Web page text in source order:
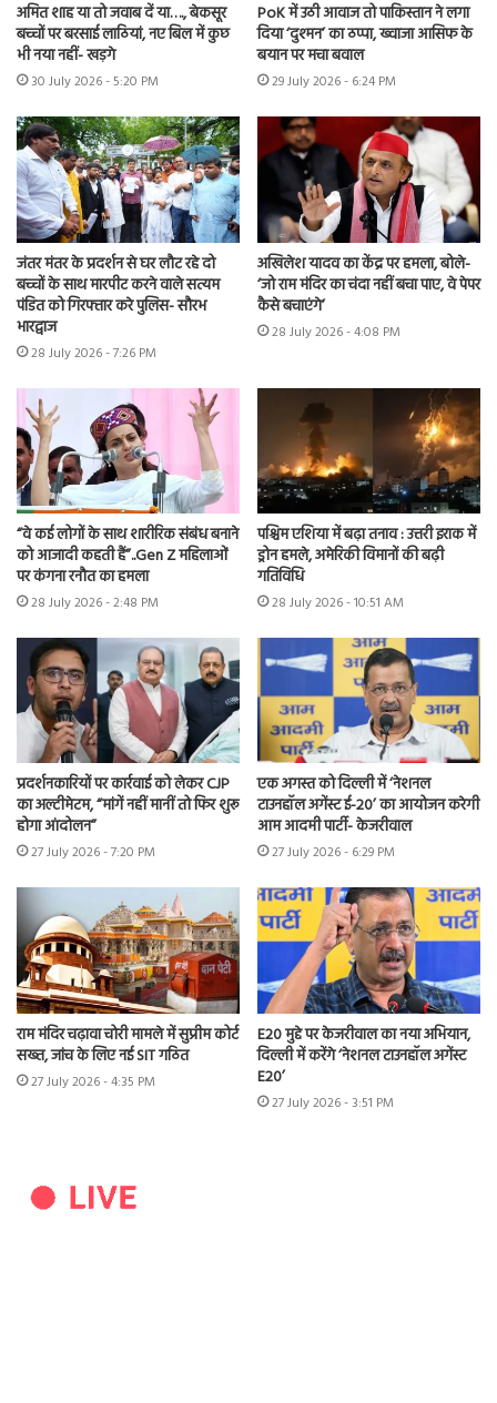
अमित शाह या तो जवाब दें या…., बेकसूर
बच्चों पर बरसाई लाठियां, नए बिल में कुछ
भी नया नहीं- खड़गे
30 July 2026 - 5:20 PM
PoK में उठी आवाज तो पाकिस्तान ने लगा
दिया ‘दुश्मन’ का ठप्पा, ख्वाजा आसिफ के
बयान पर मचा बवाल
29 July 2026 - 6:24 PM
जंतर मंतर के प्रदर्शन से घर लौट रहे दो
बच्चों के साथ मारपीट करने वाले सत्यम
पंडित को गिरफ्तार करे पुलिस- सौरभ
भारद्वाज
28 July 2026 - 7:26 PM
अखिलेश यादव का केंद्र पर हमला, बोले-
‘जो राम मंदिर का चंदा नहीं बचा पाए, वे पेपर
कैसे बचाएंगे’
28 July 2026 - 4:08 PM
“वे कई लोगों के साथ शारीरिक संबंध बनाने
को आजादी कहती हैं”..Gen Z महिलाओं
पर कंगना रनौत का हमला
28 July 2026 - 2:48 PM
पश्चिम एशिया में बढ़ा तनाव : उत्तरी इराक में
ड्रोन हमले, अमेरिकी विमानों की बढ़ी
गतिविधि
28 July 2026 - 10:51 AM
प्रदर्शनकारियों पर कार्रवाई को लेकर CJP
का अल्टीमेटम, “मांगें नहीं मानीं तो फिर शुरू
होगा आंदोलन”
27 July 2026 - 7:20 PM
एक अगस्त को दिल्ली में ‘नेशनल
टाउनहॉल अगेंस्ट ई-20’ का आयोजन करेगी
आम आदमी पार्टी- केजरीवाल
27 July 2026 - 6:29 PM
राम मंदिर चढ़ावा चोरी मामले में सुप्रीम कोर्ट
सख्त, जांच के लिए नई SIT गठित
27 July 2026 - 4:35 PM
E20 मुद्दे पर केजरीवाल का नया अभियान,
दिल्ली में करेंगे ‘नेशनल टाउनहॉल अगेंस्ट
E20’
27 July 2026 - 3:51 PM